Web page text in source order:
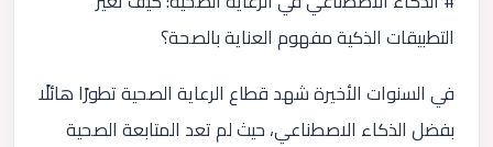
التطبيقات الذكية مفهوم العناية بالصحة؟
في السنوات الأخيرة شهد قطاع الرعاية الصحية تطورًا هائلًا
بفضل الذكاء الاصطناعي، حيث لم تعد المتابعة الصحية